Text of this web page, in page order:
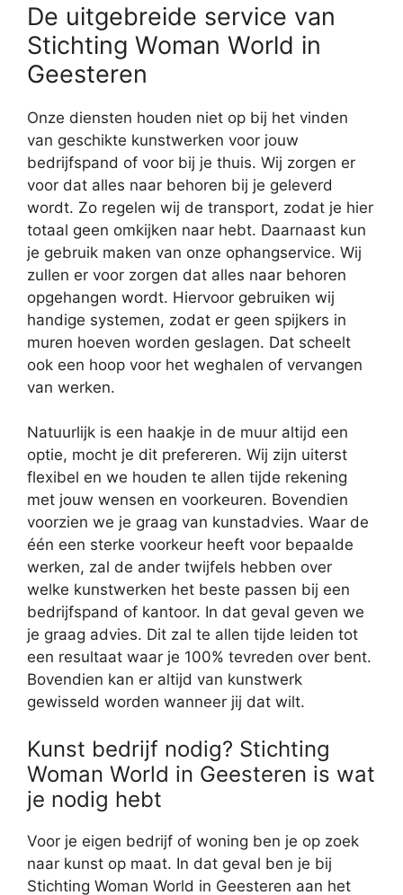
De uitgebreide service van
Stichting Woman World in
Geesteren
Onze diensten houden niet op bij het vinden
van geschikte kunstwerken voor jouw
bedrijfspand of voor bij je thuis. Wij zorgen er
voor dat alles naar behoren bij je geleverd
wordt. Zo regelen wij de transport, zodat je hier
totaal geen omkijken naar hebt. Daarnaast kun
je gebruik maken van onze ophangservice. Wij
zullen er voor zorgen dat alles naar behoren
opgehangen wordt. Hiervoor gebruiken wij
handige systemen, zodat er geen spijkers in
muren hoeven worden geslagen. Dat scheelt
ook een hoop voor het weghalen of vervangen
van werken.
Natuurlijk is een haakje in de muur altijd een
optie, mocht je dit prefereren. Wij zijn uiterst
flexibel en we houden te allen tijde rekening
met jouw wensen en voorkeuren. Bovendien
voorzien we je graag van kunstadvies. Waar de
één een sterke voorkeur heeft voor bepaalde
werken, zal de ander twijfels hebben over
welke kunstwerken het beste passen bij een
bedrijfspand of kantoor. In dat geval geven we
je graag advies. Dit zal te allen tijde leiden tot
een resultaat waar je 100% tevreden over bent.
Bovendien kan er altijd van kunstwerk
gewisseld worden wanneer jij dat wilt.
Kunst bedrijf nodig? Stichting
Woman World in Geesteren is wat
je nodig hebt
Voor je eigen bedrijf of woning ben je op zoek
naar kunst op maat. In dat geval ben je bij
Stichting Woman World in Geesteren aan het